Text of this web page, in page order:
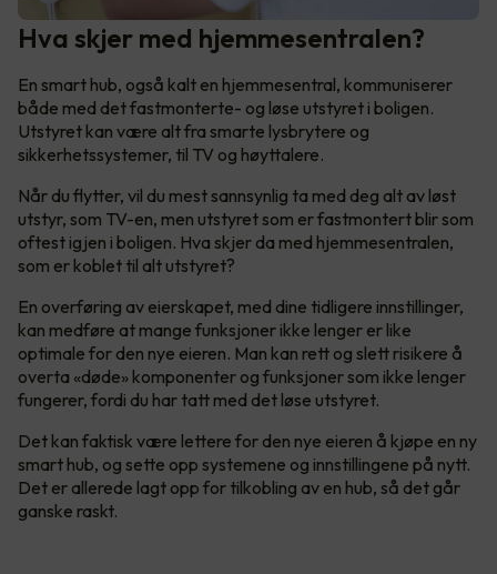
Hva skjer med hjemmesentralen?
En smart hub, også kalt en hjemmesentral, kommuniserer
både med det fastmonterte- og løse utstyret i boligen.
Utstyret kan være alt fra smarte lysbrytere og
sikkerhetssystemer, til TV og høyttalere.
Når du flytter, vil du mest sannsynlig ta med deg alt av løst
utstyr, som TV-en, men utstyret som er fastmontert blir som
oftest igjen i boligen. Hva skjer da med hjemmesentralen,
som er koblet til alt utstyret?
En overføring av eierskapet, med dine tidligere innstillinger,
kan medføre at mange funksjoner ikke lenger er like
optimale for den nye eieren. Man kan rett og slett risikere å
overta «døde» komponenter og funksjoner som ikke lenger
fungerer, fordi du har tatt med det løse utstyret.
Det kan faktisk være lettere for den nye eieren å kjøpe en ny
smart hub, og sette opp systemene og innstillingene på nytt.
Det er allerede lagt opp for tilkobling av en hub, så det går
ganske raskt.